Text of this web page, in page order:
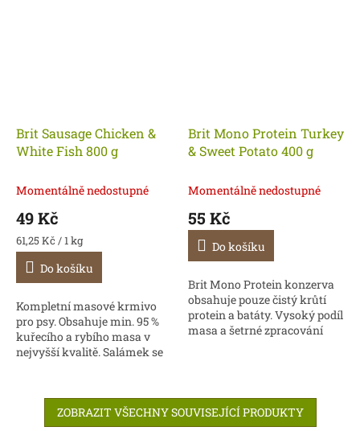
Brit Sausage Chicken &
White Fish 800 g
Momentálně nedostupné
49 Kč
Měrná
cena:
61,25 Kč / 1 kg
Do košíku
Kompletní masové krmivo
pro psy. Obsahuje min. 95 %
kuřecího a rybího masa v
nejvyšší kvalitě. Salámek se
nebo jako doplněk...
Brit Mono Protein Turkey
& Sweet Potato 400 g
Momentálně nedostupné
55 Kč
Do košíku
Brit Mono Protein konzerva
obsahuje pouze čistý krůtí
protein a batáty. Vysoký podíl
masa a šetrné zpracování
ZOBRAZIT VŠECHNY SOUVISEJÍCÍ PRODUKTY